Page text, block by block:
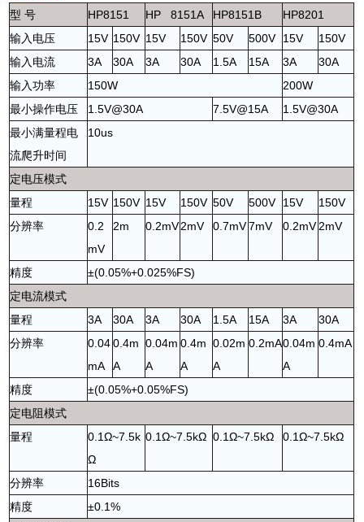
型 号 HP8151 HP 8151A HP8151B
HP8201
输入电压
15V 150V 15V 150V 50V 500V 15V
150V
输入电流
3A 30A 3A 30A 1.5A 15A 3A
30A
输入功率
150W
200W
最小操作电压
1.5V@30A 7.5V@15A
1.5V@30A
最小满量程电
流爬升时间
10us
定电压模式
量程
15V 150V 15V 150V 50V 500V 15V
150V
分辨率
0.2
mV
2m 0.2mV2mV 0.7mV7mV 0.2mV 2mV
精度
±(0.05%+0.025%FS)
定电流模式
量程
3A 30A 3A 30A 1.5A 15A 3A
30A
分辨率
0.04
mA
0.4m
A
0.04m
A
0.4m
A
0.02m
A
0.2mA0.04m
A
0.4mA
精度
±(0.05%+0.05%FS)
定电阻模式
量程
0.1Ω~7.5k
Ω
0.1Ω~7.5kΩ 0.1Ω~7.5kΩ 0.1Ω~7.5kΩ
分辨率
16Bits
精度
±0.1%